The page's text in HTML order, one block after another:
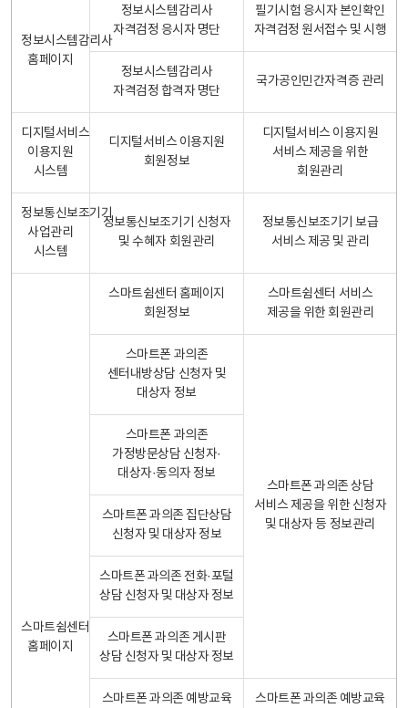
정보시스템감리사
홈페이지
정보시스템감리사
자격검정 응시자 명단
필기시험 응시자 본인확인
자격검정 원서접수 및 시행
정보시스템감리사
자격검정 합격자 명단
국가공인민간자격증 관리
디지털서비스
이용지원
시스템
디지털서비스 이용지원
회원정보
디지털서비스 이용지원
서비스 제공을 위한
회원관리
정보통신보조기기
사업관리
시스템
정보통신보조기기 신청자
및 수혜자 회원관리
정보통신보조기기 보급
서비스 제공 및 관리
스마트쉼센터
홈페이지
스마트쉼센터 홈페이지
회원정보
스마트쉼센터 서비스
제공을 위한 회원관리
스마트폰 과의존
센터내방상담 신청자 및
대상자 정보
스마트폰 과의존 상담
서비스 제공을 위한 신청자
및 대상자 등 정보관리
스마트폰 과의존
가정방문상담 신청자·
대상자·동의자 정보
스마트폰 과의존 집단상담
신청자 및 대상자 정보
스마트폰 과의존 전화·포털
상담 신청자 및 대상자 정보
스마트폰 과의존 게시판
상담 신청자 및 대상자 정보
스마트폰 과의존 예방교육
스마트폰 과의존 예방교육